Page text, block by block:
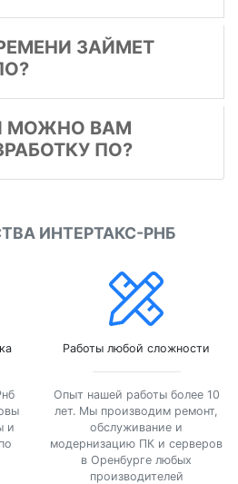
ЗАЙМЕТ
МОЖНО ВАМ
ПО?
ИНТЕРТАКС-РНБ
и
Работы любой сложности
Опыт нашей работы более 10
лет. Мы производим ремонт,
обслуживание и
модернизацию ПК и серверов
в Оренбурге любых
производителей